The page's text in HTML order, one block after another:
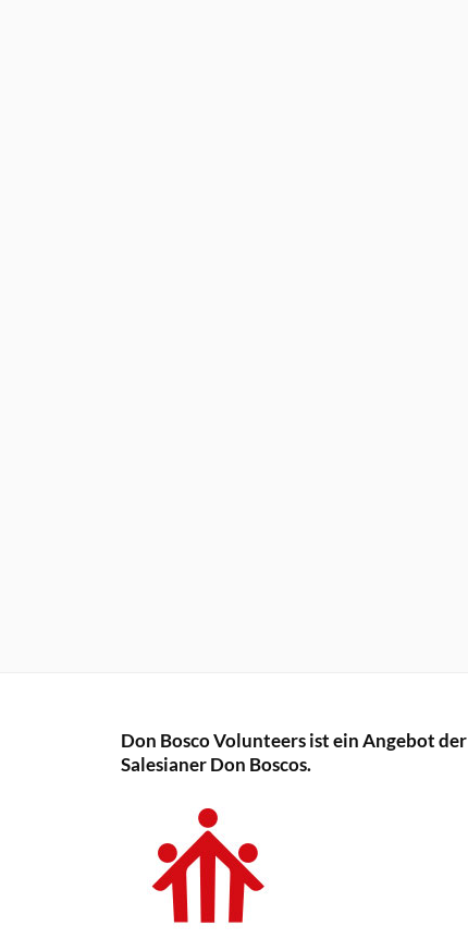
Don Bosco Volunteers ist ein Angebot der
Salesianer Don Boscos.